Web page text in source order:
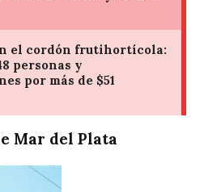
Mar del Plata